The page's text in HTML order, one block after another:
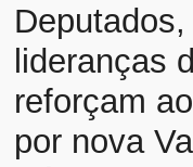
lideranças
reforçam
por nova